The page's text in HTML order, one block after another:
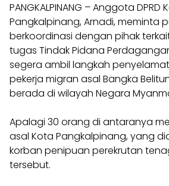
PANGKALPINANG – Anggota DPRD
Pangkalpinang, Arnadi, meminta
berkoordinasi dengan pihak
tugas Tindak Pidana
segera ambil langkah
pekerja migran asal Bangka
berada di wilayah Negara
Apalagi 30 orang di antaranya
asal Kota Pangkalpinang, yang
korban penipuan perekrutan
tersebut.